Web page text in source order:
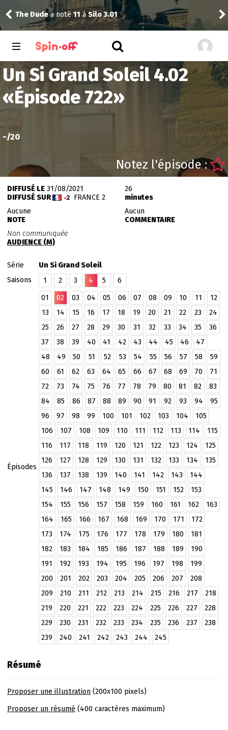
The Dudea noté 11àSilo 3.01
Un Si Grand Soleil 4.02
«Épisode 722»
-/20
Notez l'épisode :
DIFFUSÉ LE31/08/2021
DIFFUSÉ SUR
FRANCE 2
26
minutes
Aucune
NOTE
Aucun
COMMENTAIRE
Non communiquée
AUDIENCE (M)
Série
Un Si Grand Soleil
Saisons
1 2 3 4 5 6
Épisodes
01 02 03 04 05 06 07 08 09 10 11
12
13
14 15 16 17 18 19 20 21 22 23
24
25
26 27 28 29 30 31 32 33 34 35
36
37
38 39 40 41 42 43 44 45 46
47
48
49 50 51 52 53 54 55 56 57 58
59
60
61 62 63 64 65 66 67 68 69 70
71
72
73 74 75 76 77 78 79 80 81 82
83
84
85 86 87 88 89 90 91 92 93 94
95
96
97 98 99 100 101 102 103 104
105
106
107 108 109 110 111 112 113 114
115
116
117 118 119 120 121 122 123 124
125
126
127 128 129 130 131 132 133 134
135
136
137 138 139 140 141 142 143
144
145
146 147 148 149 150 151 152
153
154
155 156 157 158 159 160 161 162
163
164
165 166 167 168 169 170 171
172
173
174 175 176 177 178 179 180
181
182
183 184 185 186 187 188 189
190
191
192 193 194 195 196 197 198
199
200
201 202 203 204 205 206 207
208
209
210 211 212 213 214 215 216 217
218
219
220 221 222 223 224 225 226 227
228
229
230 231 232 233 234 235 236 237
238
239
240 241 242 243 244 245
Résumé
Proposer une illustration(200x100 pixels)
Proposer un résumé (400 caractères maximum)